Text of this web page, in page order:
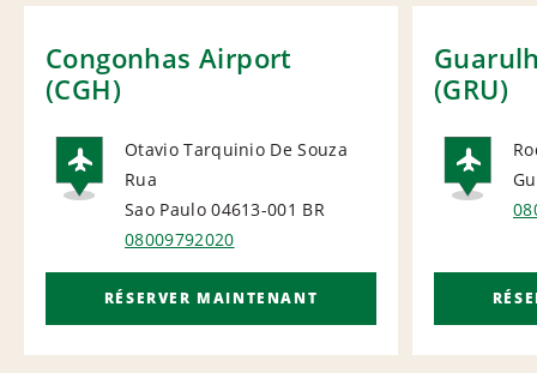
Congonhas Airport
(CGH)
AIRPORT
Otavio Tarquinio De Souza
Rua
Sao Paulo 04613-001 BR
08009792020
RÉSERVER MAINTENANT
(GRU)